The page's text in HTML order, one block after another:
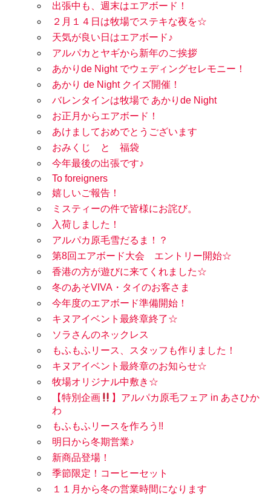
出張中も、週末はエアボード！
２月１４日は牧場でステキな夜を☆
天気が良い日はエアボード♪
アルパカとヤギから新年のご挨拶
あかりde Night でウェディングセレモニー！
あかり de Night クイズ開催！
バレンタインは牧場で あかりde Night
お正月からエアボード！
あけましておめでとうございます
おみくじ と 福袋
今年最後の出張です♪
To foreigners
嬉しいご報告！
ミスティーの件で皆様にお詫び。
入荷しました！
アルパカ原毛雪だるま！？
第8回エアボード大会 エントリー開始☆
香港の方が遊びに来てくれました☆
冬のあそVIVA・タイのお客さま
今年度のエアボード準備開始！
キヌアイベント最終章終了☆
ソラさんのネックレス
もふもふリース、スタッフも作りました！
キヌアイベント最終章のお知らせ☆
牧場オリジナル中敷き☆
【特別企画
】アルパカ原毛フェア in あさひか
わ
もふもふリースを作ろう!!
明日から冬期営業♪
新商品登場！
季節限定！コーヒーセット
１１月から冬の営業時間になります